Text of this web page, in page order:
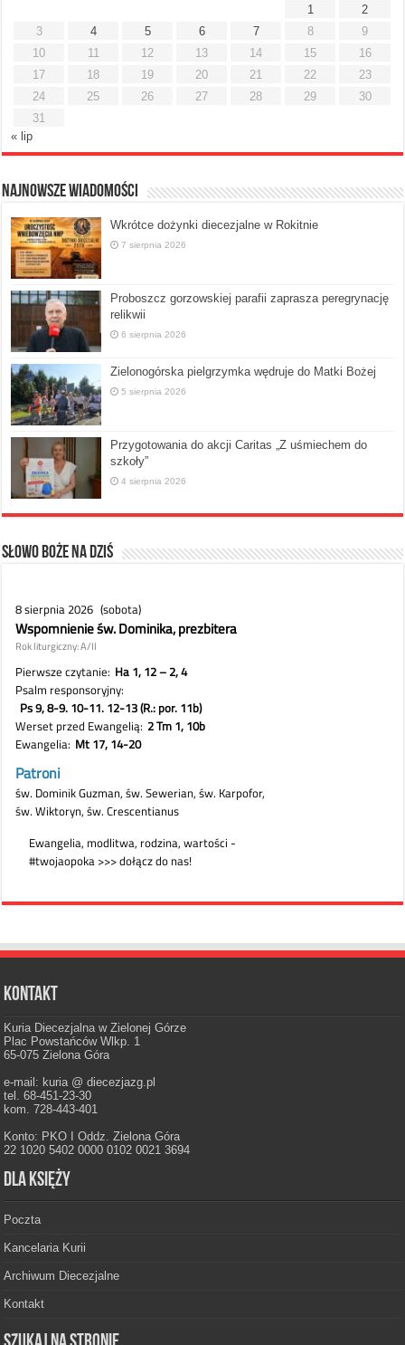
1
2
3
4 5 6 7 8
9
10
11 12 13 14 15
16
17
18 19 20 21 22
23
24
25 26 27 28 29
30
31
« lip
Najnowsze Wiadomości
Wkrótce dożynki diecezjalne w Rokitnie
7 sierpnia 2026
Proboszcz gorzowskiej parafii zaprasza peregrynację
relikwii
6 sierpnia 2026
Zielonogórska pielgrzymka wędruje do Matki Bożej
5 sierpnia 2026
Przygotowania do akcji Caritas „Z uśmiechem do
szkoły”
4 sierpnia 2026
Słowo Boże na dziś
Kontakt
Kuria Diecezjalna w Zielonej Górze
Plac Powstańców Wlkp. 1
65-075 Zielona Góra
e-mail: kuria @ diecezjazg.pl
tel. 68-451-23-30
kom. 728-443-401
Konto: PKO I Oddz. Zielona Góra
22 1020 5402 0000 0102 0021 3694
Dla księży
Poczta
Kancelaria Kurii
Archiwum Diecezjalne
Kontakt